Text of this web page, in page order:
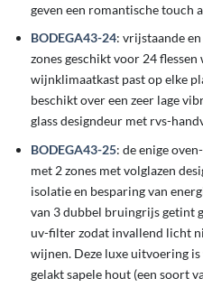
geven een romantische touch
BODEGA43-24: vrijstaande
zones geschikt voor 24
wijnklimaatkast past op elke
beschikt over een zeer lage
glass designdeur met rvs-
BODEGA43-25: de enige
met 2 zones met volglazen
isolatie en besparing van
van 3 dubbel bruingrijs getint
uv-filter zodat invallend licht
wijnen. Deze luxe uitvoering
gelakt sapele hout (een soort